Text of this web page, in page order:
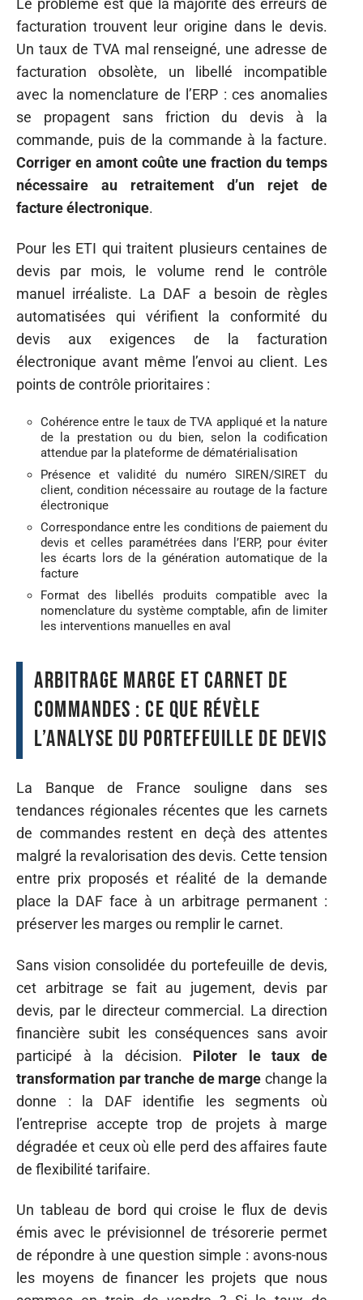
Le problème est que la majorité des erreurs de
facturation trouvent leur origine dans le devis.
Un taux de TVA mal renseigné, une adresse de
facturation obsolète, un libellé incompatible
avec la nomenclature de l’ERP : ces anomalies
se propagent sans friction du devis à la
commande, puis de la commande à la facture.
Corriger en amont coûte une fraction du temps
nécessaire au retraitement d’un rejet de
facture électronique.
Pour les ETI qui traitent plusieurs centaines de
devis par mois, le volume rend le contrôle
manuel irréaliste. La DAF a besoin de règles
automatisées qui vérifient la conformité du
devis aux exigences de la facturation
électronique avant même l’envoi au client. Les
points de contrôle prioritaires :
Cohérence entre le taux de TVA appliqué et la nature
de la prestation ou du bien, selon la codification
attendue par la plateforme de dématérialisation
Présence et validité du numéro SIREN/SIRET du
client, condition nécessaire au routage de la facture
électronique
Correspondance entre les conditions de paiement du
devis et celles paramétrées dans l’ERP, pour éviter
les écarts lors de la génération automatique de la
facture
Format des libellés produits compatible avec la
nomenclature du système comptable, afin de limiter
les interventions manuelles en aval
Arbitrage marge et carnet de
commandes : ce que révèle
l’analyse du portefeuille de devis
La Banque de France souligne dans ses
tendances régionales récentes que les carnets
de commandes restent en deçà des attentes
malgré la revalorisation des devis. Cette tension
entre prix proposés et réalité de la demande
place la DAF face à un arbitrage permanent :
préserver les marges ou remplir le carnet.
Sans vision consolidée du portefeuille de devis,
cet arbitrage se fait au jugement, devis par
devis, par le directeur commercial. La direction
financière subit les conséquences sans avoir
participé à la décision. Piloter le taux de
transformation par tranche de marge change la
donne : la DAF identifie les segments où
l’entreprise accepte trop de projets à marge
dégradée et ceux où elle perd des affaires faute
de flexibilité tarifaire.
Un tableau de bord qui croise le flux de devis
émis avec le prévisionnel de trésorerie permet
de répondre à une question simple : avons-nous
les moyens de financer les projets que nous